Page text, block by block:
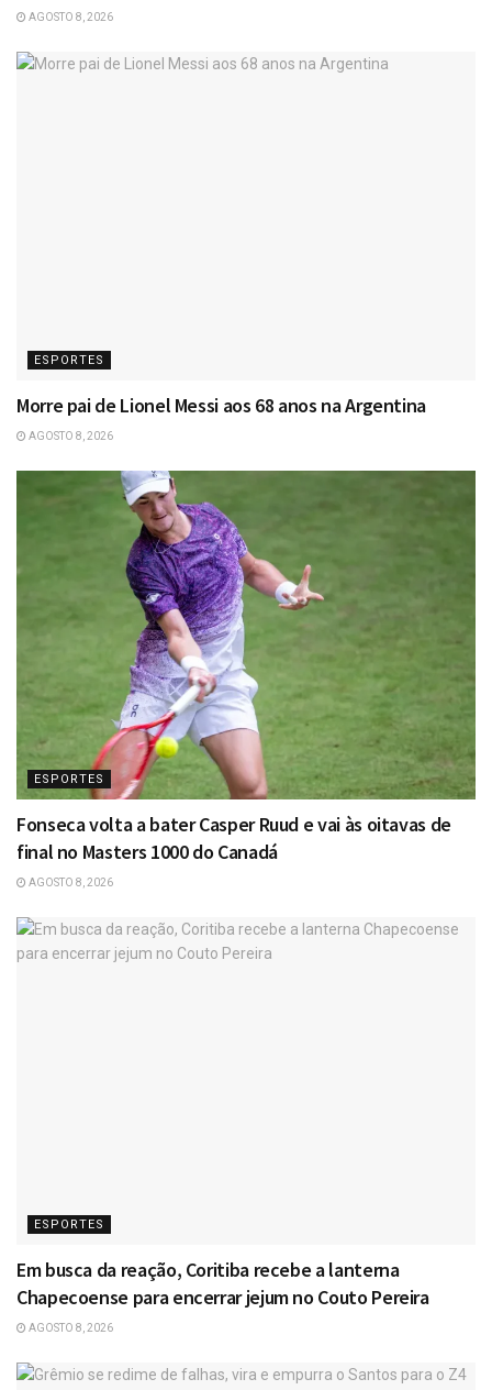
AGOSTO 8, 2026
ESPORTES
Morre pai de Lionel Messi aos 68 anos na Argentina
AGOSTO 8, 2026
ESPORTES
Fonseca volta a bater Casper Ruud e vai às oitavas de
final no Masters 1000 do Canadá
AGOSTO 8, 2026
ESPORTES
Em busca da reação, Coritiba recebe a lanterna
Chapecoense para encerrar jejum no Couto Pereira
AGOSTO 8, 2026